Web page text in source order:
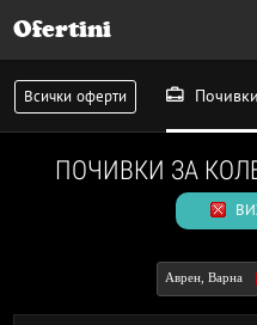
Ofertini
Всички оферти Почивки
ПОЧИВКИ ЗА
Аврен, Варна